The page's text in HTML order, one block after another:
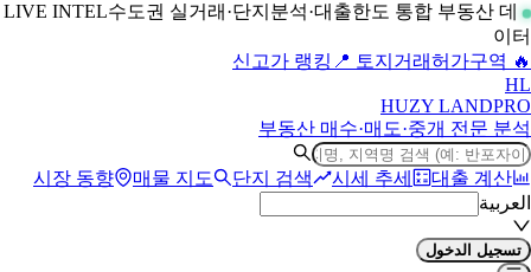
LIVE INTEL
수도권 실거래·단지분석·대출한도 통합 부동산 데
이터
🔥 신고가 랭킹
📍 토지거래허가구역
HL
HUZY LANDPRO
부동산 매수·매도·중개 전문 분석
시장 동향 매물 지도 단지 검색 시세 추세
대출 계산
العربية
تسجيل الدخول